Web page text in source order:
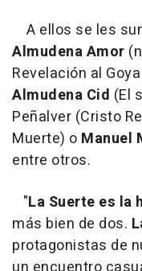
A ellos se les
Almudena Amor
Revelación al
Almudena Cid (El
Peñalver (Cristo
Muerte) o Manuel
entre otros.
"La Suerte es la
más bien de dos.
protagonistas de